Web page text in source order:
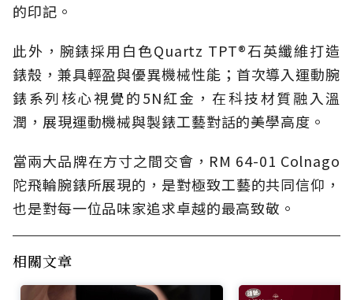
的印記。
此外，腕錶採用白色Quartz TPT®石英纖維打造
錶殼，兼具輕盈與優異機械性能；首次導入運動腕
錶系列核心視覺的5N紅金，在科技材質融入溫
潤，展現運動機械與製錶工藝對話的美學高度。
當兩大品牌在方寸之間交會，RM 64-01 Colnago
陀飛輪腕錶所展現的，是對極致工藝的共同信仰，
也是對每一位品味家追求卓越的最高致敬。
相關文章